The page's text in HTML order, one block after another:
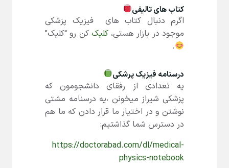
کتاب های تالیفی
اگرم دنبال کتاب های فیزیک پزشکی
موجود در بازار هستی،کلیک کن رو “کلیک”
.
درسنامه فیزیک پرشکی
یه تعدادی از رفقای دانشجومون که
پزشکی شیراز میخونن ،یه درسنامه مشتی
نوشتن و در اختیار ما قرار دادن که ما هم
در دسترس شما گذاشتیم:
https://doctorabad.com/dl/medical-
physics-notebook